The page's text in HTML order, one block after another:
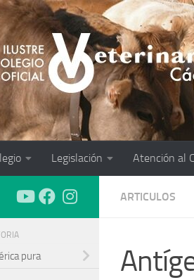
Legislación Atención al
ARTICULOS
pura